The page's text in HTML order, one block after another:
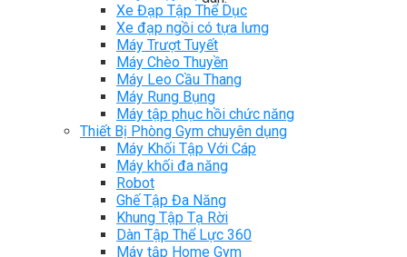
Xe Đạp Tập Thể Dục
Xe đạp ngồi có tựa lưng
Máy Trượt Tuyết
Máy Chèo Thuyền
Máy Leo Cầu Thang
Máy Rung Bụng
Máy tập phục hồi chức năng
Thiết Bị Phòng Gym chuyên dụng
Máy Khối Tập Với Cáp
Máy khối đa năng
Robot
Ghế Tập Đa Năng
Khung Tập Tạ Rời
Dàn Tập Thể Lực 360
Máy tập Home Gym